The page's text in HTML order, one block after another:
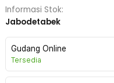
Informasi Stok:
Jabodetabek
Gudang Online
Tersedia